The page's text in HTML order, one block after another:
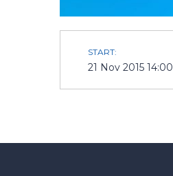
START:
21 Nov 2015 14:00